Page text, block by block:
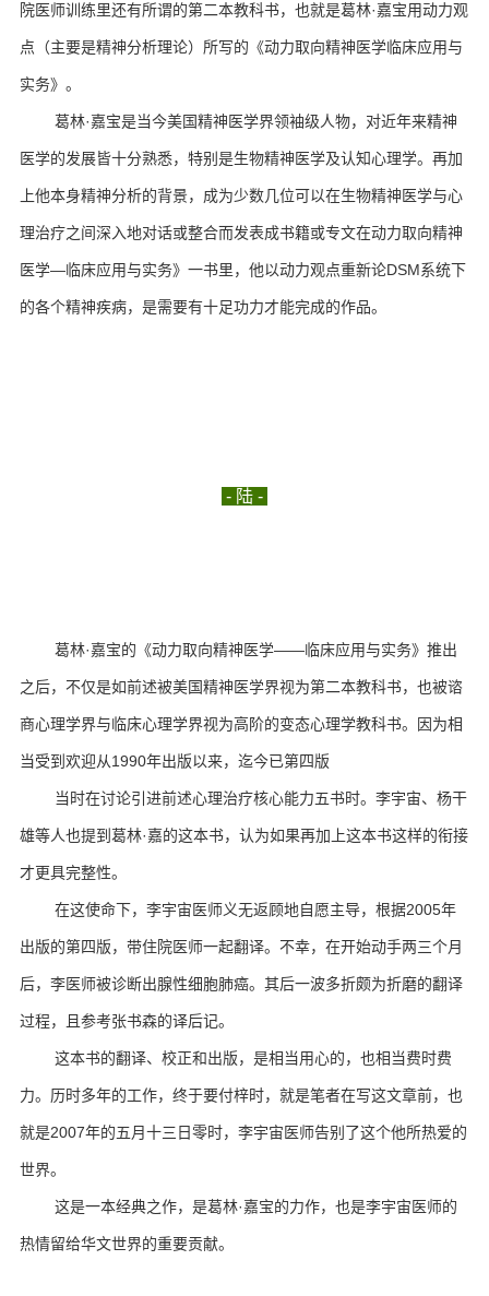
院医师训练里还有所谓的第二本教科书，也就是葛林·嘉宝用动力观
点（主要是精神分析理论）所写的《动力取向精神医学临床应用与
实务》。
葛林·嘉宝是当今美国精神医学界领袖级人物，对近年来精神
医学的发展皆十分熟悉，特别是生物精神医学及认知心理学。 再加
上他本身精神分析的背景，成为少数几位可以在生物精神医学与心
理治疗之间深入地对话或整合而发表成书籍或专文在动力取向精神
医学—临床应用与实务》一书里，他以动力观点重新论DSM系统下
的各个精神疾病，是需要有十足功力才能完成的作品。
- 陆 -
葛林·嘉宝的《动力取向精神医学——临床应用与实务》推出
之后，不仅是如前述被美国精神医学界视为第二本教科书，也被谘
商心理学界与临床心理学界视为高阶的变态心理学教科书。 因为相
当受到欢迎从1990年出版以来，迄今已第四版
当时在讨论引进前述心理治疗核心能力五书时。 李宇宙、杨干
雄等人也提到葛林·嘉的这本书，认为如果再加上这本书这样的衔接
才更具完整性。
在这使命下，李宇宙医师义无返顾地自愿主导，根据2005年
出版的第四版，带住院医师一起翻译。 不幸，在开始动手两三个月
后，李医师被诊断出腺性细胞肺癌。 其后一波多折颇为折磨的翻译
过程，且参考张书森的译后记。
这本书的翻译、校正和出版，是相当用心的，也相当费时费
力。 历时多年的工作，终于要付梓时，就是笔者在写这文章前，也
就是2007年的五月十三日零时，李宇宙医师告别了这个他所热爱的
世界。
这是一本经典之作，是葛林·嘉宝的力作，也是李宇宙医师的
热情留给华文世界的重要贡献。